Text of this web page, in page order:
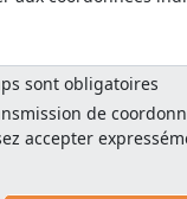
sont obligatoires
de
accepter